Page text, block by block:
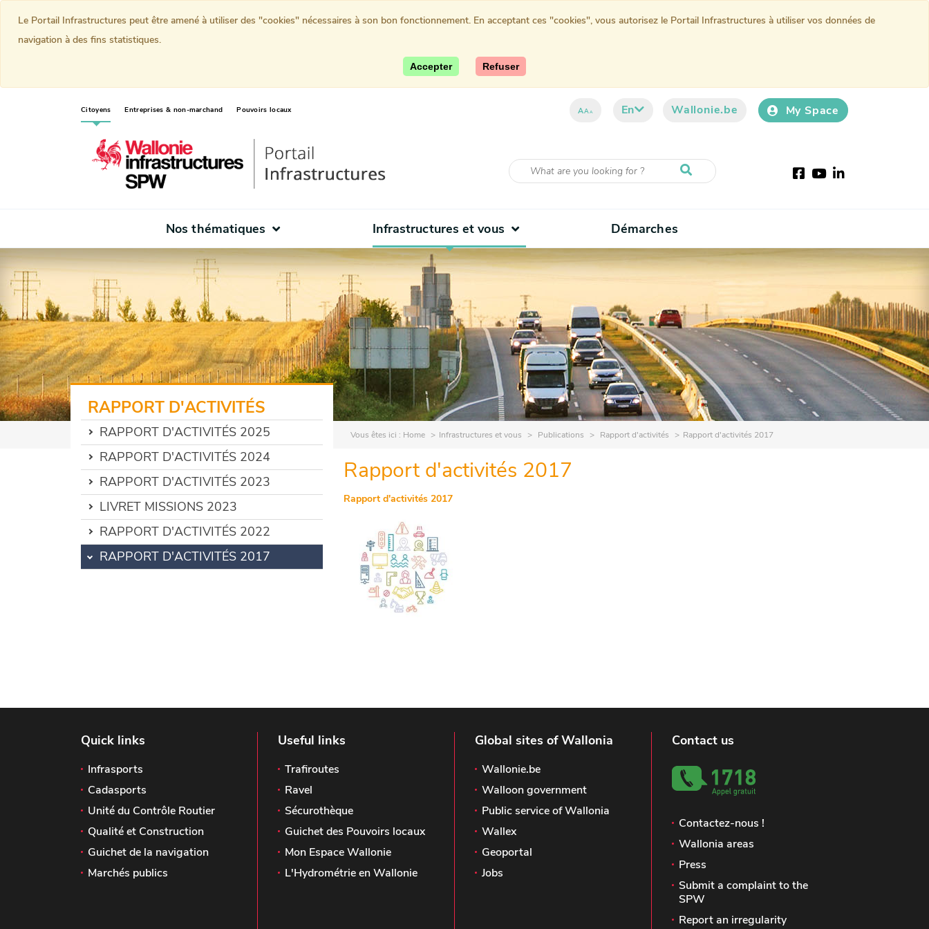
Citoyens(current)Entreprises & non-marchand Pouvoirs locaux AAA En Wallonie.be My Space
Facebook
YoutubeLinkedIn
Nos thématiques Infrastructures et vous Démarches
Vous êtes ici : Home Infrastructures et vous Publications Rapport d'activités Rapport d'activités 2017
RAPPORT D'ACTIVITÉS
RAPPORT D'ACTIVITÉS 2025
RAPPORT D'ACTIVITÉS 2024
RAPPORT D'ACTIVITÉS 2023
LIVRET MISSIONS 2023
RAPPORT D'ACTIVITÉS 2022
RAPPORT D'ACTIVITÉS 2017
Rapport d'activités 2017
Rapport d'activités 2017
Quick links
Infrasports
Cadasports
Unité du Contrôle Routier
Qualité et Construction
Guichet de la navigation
Marchés publics
Useful links
Trafiroutes
Ravel
Sécurothèque
Guichet des Pouvoirs locaux
Mon Espace Wallonie
L'Hydrométrie en Wallonie
Global sites of Wallonia
Wallonie.be
Walloon government
Public service of Wallonia
Wallex
Geoportal
Jobs
Contact us
Contactez-nous !
Wallonia areas
Press
Submit a complaint to the
SPW
Report an irregularity
Le Portail Infrastructures peut être amené à utiliser des "cookies" nécessaires à son bon fonctionnement. En acceptant ces "cookies", vous autorisez le Portail Infrastructures à utiliser vos données de
navigation à des fins statistiques.
Accepter Refuser